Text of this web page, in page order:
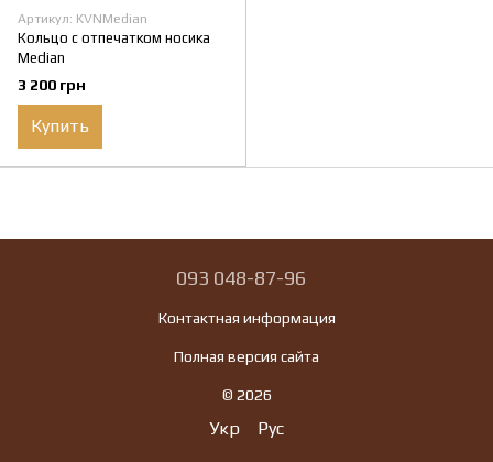
Артикул: KVNMedian
Кольцо с отпечатком носика
Median
3 200 грн
Купить
093 048-87-96
Контактная информация
Полная версия сайта
© 2026
Укр Рус